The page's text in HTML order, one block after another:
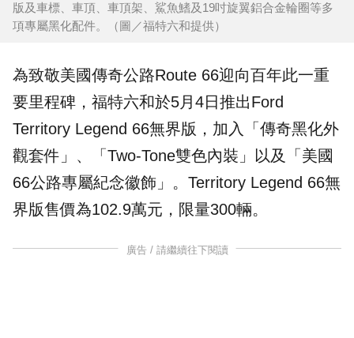
版及車標、車頂、車頂架、鯊魚鰭及19吋旋翼鋁合金輪圈等多
項專屬黑化配件。（圖／福特六和提供）
為致敬美國傳奇公路Route 66迎向百年此一重
要里程碑， 福特六和於5月4日推出Ford
Territory Legend 66無界版 ，加入「傳奇黑化外
觀套件」、「Two-Tone雙色內裝」以及「美國
66公路專屬紀念徽飾」。Territory Legend 66無
界版售價為102.9萬元，限量300輛。
廣告 / 請繼續往下閱讀